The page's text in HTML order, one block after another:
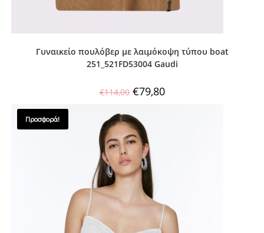
Γυναικείο πουλόβερ με λαιμόκοψη τύπου boat
251_521FD53004 Gaudi
€114,00 €79,80
SALES !
Προσφορά!